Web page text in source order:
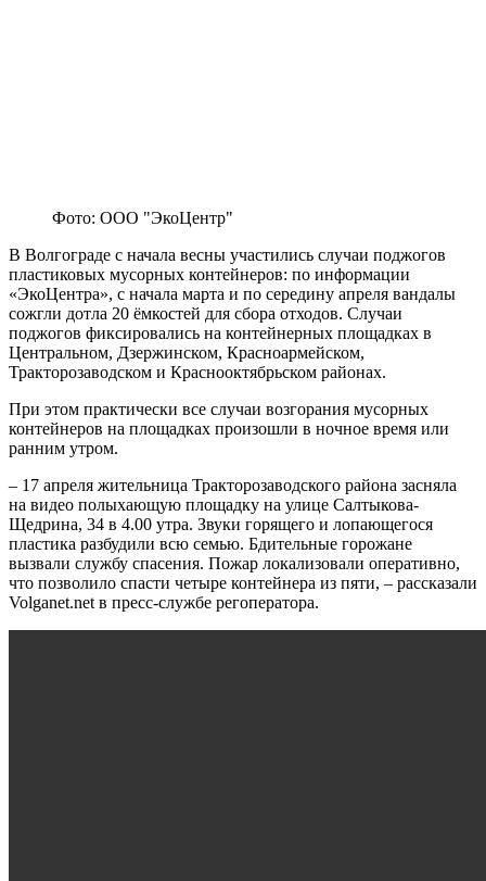
Фото: ООО "ЭкоЦентр"
В Волгограде с начала весны участились случаи поджогов
пластиковых мусорных контейнеров: по информации
«ЭкоЦентра», с начала марта и по середину апреля вандалы
сожгли дотла 20 ёмкостей для сбора отходов. Случаи
поджогов фиксировались на контейнерных площадках в
Центральном, Дзержинском, Красноармейском,
Тракторозаводском и Краснооктябрьском районах.
При этом практически все случаи возгорания мусорных
контейнеров на площадках произошли в ночное время или
ранним утром.
– 17 апреля жительница Тракторозаводского района засняла
на видео полыхающую площадку на улице Салтыкова-
Щедрина, 34 в 4.00 утра. Звуки горящего и лопающегося
пластика разбудили всю семью. Бдительные горожане
вызвали службу спасения. Пожар локализовали оперативно,
что позволило спасти четыре контейнера из пяти, – рассказали
Volganet.net в пресс-службе регоператора.